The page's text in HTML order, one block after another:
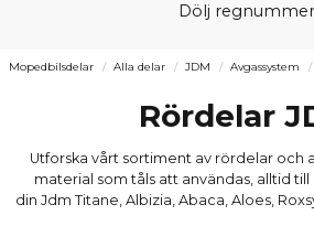
Dölj regnummer
Mopedbilsdelar Alla delar JDM Avgassystem
Rördelar
Utforska vårt sortiment av rördelar och
material som tåls att användas, alltid till
din Jdm Titane, Albizia, Abaca, Aloes,